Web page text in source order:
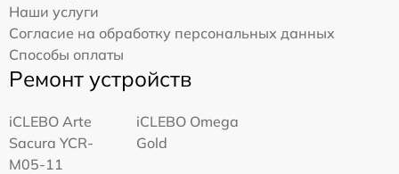
Наши услуги
Согласие на обработку персональных данных
Способы оплаты
Ремонт устройств
iCLEBO Arte
Sacura YCR-
M05-11
iCLEBO Omega
Gold